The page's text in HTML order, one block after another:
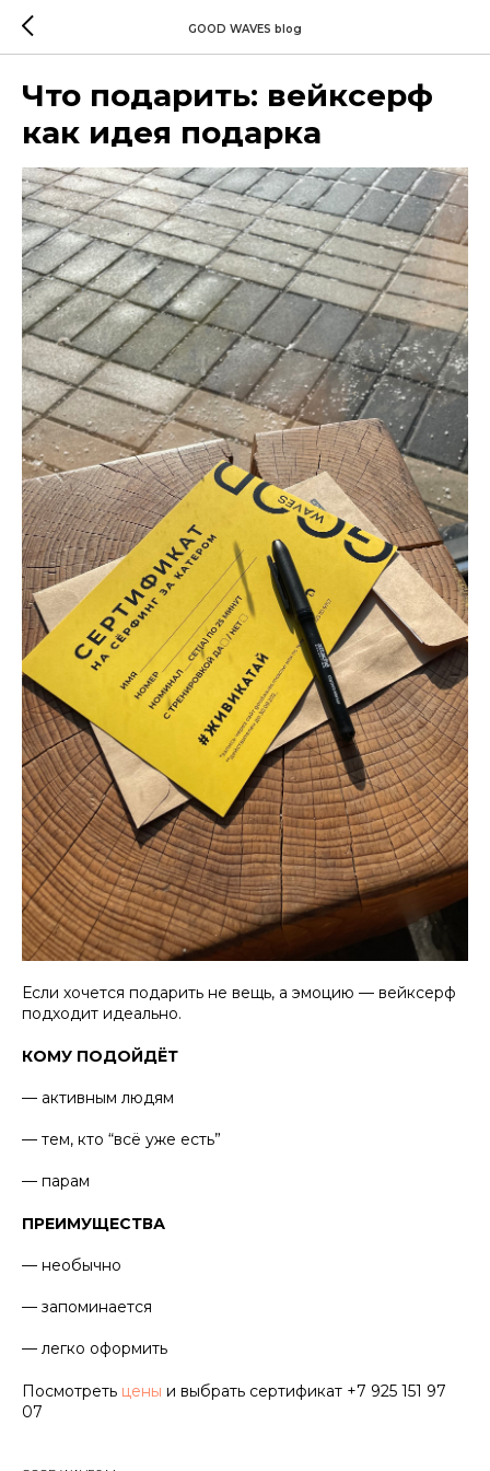
GOOD WAVES blog
Что подарить: вейксерф
как идея подарка
Если хочется подарить не вещь, а эмоцию — вейксерф
подходит идеально.
КОМУ ПОДОЙДЁТ
— активным людям
— тем, кто “всё уже есть”
— парам
ПРЕИМУЩЕСТВА
— необычно
— запоминается
— легко оформить
Посмотреть цены и выбрать сертификат +7 925 151 97
07